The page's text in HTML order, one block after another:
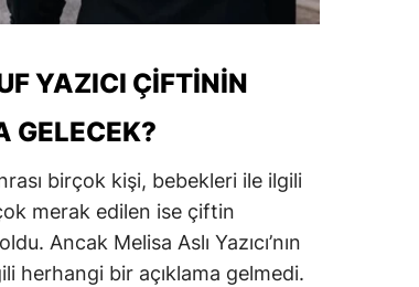
YAZICI ÇIFTININ
GELECEK?
birçok kişi, bebekleri ile ilgili
merak edilen ise çiftin
oldu. Ancak Melisa Aslı Yazıcı’nın
herhangi bir açıklama gelmedi.